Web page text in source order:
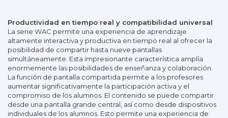
Productividad en tiempo real y compatibilidad universal
La serie WAC permite una experiencia de aprendizaje
altamente interactiva y productiva en tiempo real al ofrecer la
posibilidad de compartir hasta nueve pantallas
simultáneamente. Esta impresionante característica amplía
enormemente las posibilidades de enseñanza y colaboración.
La función de pantalla compartida permite a los profesores
aumentar significativamente la participación activa y el
compromiso de los alumnos. El contenido se puede compartir
desde una pantalla grande central, así como desde dispositivos
individuales de los alumnos. Esto permite una experiencia de